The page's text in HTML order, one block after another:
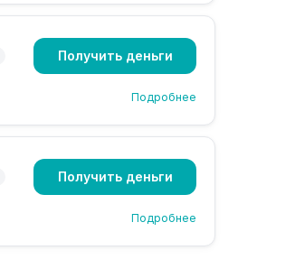
Получить деньги
Подробнее
Получить деньги
Подробнее